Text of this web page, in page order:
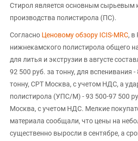
Стирол является основным сырьевым
производства полистирола (ПС).
Согласно Ценовому обзору ICIS-MRC, в
нижнекамского полистирола общего
для литья и экструзии в августе
92 500 руб. за тонну, для вспенивания
тонну, CPT Москва, с учетом НДС, а
полистирола (УПС/М) - 93 500-97 500
Москва, с учетом НДС. Мелкие
материала сообщали, что цены на
существенно выросли в сентябре, а